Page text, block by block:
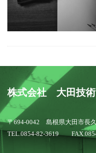
株式会社 大田技術
〒694-0042 島根県大田市長
TEL.0854-82-3619